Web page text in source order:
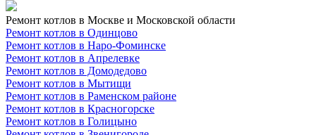
Ремонт котлов в Москве и Московской области
Ремонт котлов в Одинцово
Ремонт котлов в Наро-Фоминске
Ремонт котлов в Апрелевке
Ремонт котлов в Домодедово
Ремонт котлов в Мытищи
Ремонт котлов в Раменском районе
Ремонт котлов в Красногорске
Ремонт котлов в Голицыно